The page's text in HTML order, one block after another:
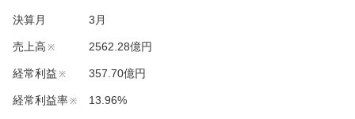
決算月 3 月
売上高 ※ 2562.28億円
経常利益 ※ 357.70億円
経常利益率※ 13.96%